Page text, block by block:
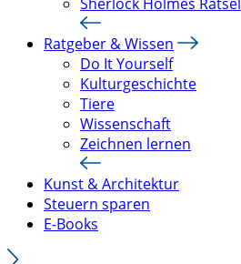
Ratgeber & Wissen
Do It Yourself
Kulturgeschichte
Tiere
Wissenschaft
Zeichnen lernen
Kunst & Architektur
Steuern sparen
E-Books